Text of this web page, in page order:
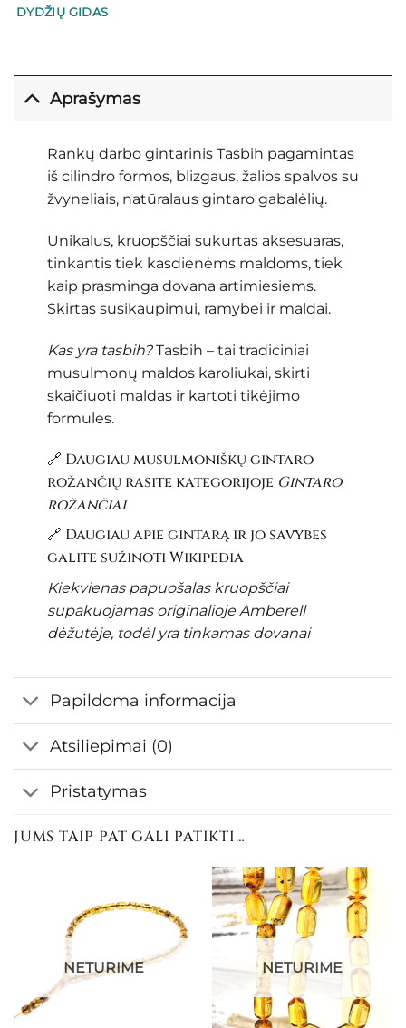
DYDŽIŲ GIDAS
Aprašymas
Rankų darbo gintarinis Tasbih pagamintas
iš cilindro formos, blizgaus, žalios spalvos su
žvyneliais, natūralaus gintaro gabalėlių.
Unikalus, kruopščiai sukurtas aksesuaras,
tinkantis tiek kasdienėms maldoms, tiek
kaip prasminga dovana artimiesiems.
Skirtas susikaupimui, ramybei ir maldai.
Kas yra tasbih?Tasbih – tai tradiciniai
musulmonų maldos karoliukai, skirti
skaičiuoti maldas ir kartoti tikėjimo
formules.
🔗 Daugiau musulmoniškų gintaro
rožančių rasite kategorijoje Gintaro
rožančiai
🔗 Daugiau apie gintarą ir jo savybes
galite sužinotiWikipedia
Kiekvienas papuošalas kruopščiai
supakuojamas originalioje Amberell
dėžutėje, todėl yra tinkamas dovanai
Papildoma informacija
Atsiliepimai (0)
Pristatymas
JUMS TAIP PAT GALI PATIKTI…
NETURIME NETURIME